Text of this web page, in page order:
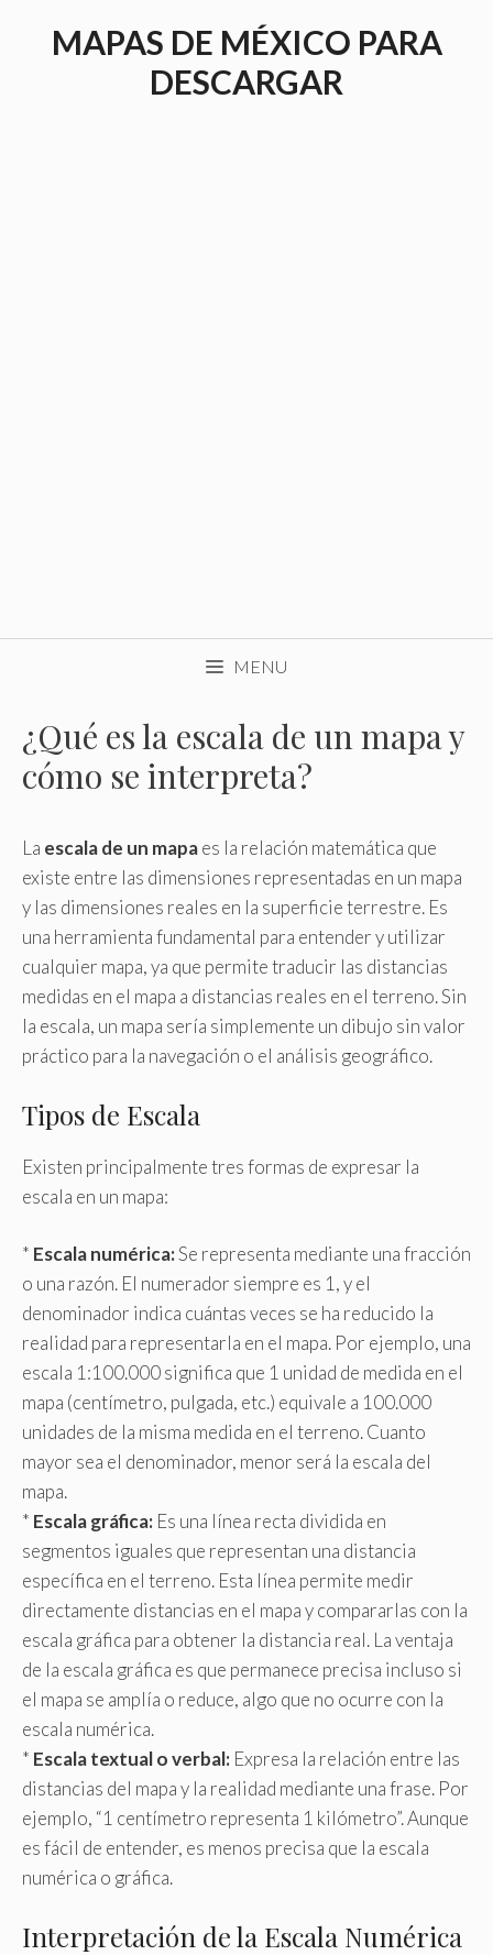
MAPAS DE MÉXICO PARA
DESCARGAR
MENU
¿Qué es la escala de un mapa y
cómo se interpreta?
La escala de un mapaes la relación matemática que
existe entre las dimensiones representadas en un mapa
y las dimensiones reales en la superficie terrestre. Es
una herramienta fundamental para entender y utilizar
cualquier mapa, ya que permite traducir las distancias
medidas en el mapa a distancias reales en el terreno. Sin
la escala, un mapa sería simplemente un dibujo sin valor
práctico para la navegación o el análisis geográfico.
Tipos de Escala
Existen principalmente tres formas de expresar la
escala en un mapa:
* Escala numérica:Se representa mediante una fracción
o una razón. El numerador siempre es 1, y el
denominador indica cuántas veces se ha reducido la
realidad para representarla en el mapa. Por ejemplo, una
escala 1:100.000 significa que 1 unidad de medida en el
mapa (centímetro, pulgada, etc.) equivale a 100.000
unidades de la misma medida en el terreno. Cuanto
mayor sea el denominador, menor será la escala del
mapa.
* Escala gráfica: Es una línea recta dividida en
segmentos iguales que representan una distancia
específica en el terreno. Esta línea permite medir
directamente distancias en el mapa y compararlas con la
escala gráfica para obtener la distancia real. La ventaja
de la escala gráfica es que permanece precisa incluso si
el mapa se amplía o reduce, algo que no ocurre con la
escala numérica.
* Escala textual o verbal: Expresa la relación entre las
distancias del mapa y la realidad mediante una frase. Por
ejemplo, “1 centímetro representa 1 kilómetro”. Aunque
es fácil de entender, es menos precisa que la escala
numérica o gráfica.
Interpretación de la Escala Numérica